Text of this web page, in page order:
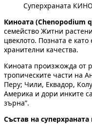
Суперхраната
Киноата (Chenopodium
семейство Житни
цвеклото. Позната е
хранителни качества.
Киноата произжожда от
тропическите части на
Перу; Чили, Еквадор,
Америка и дори инките
зърна”.
Състав на суперхраната